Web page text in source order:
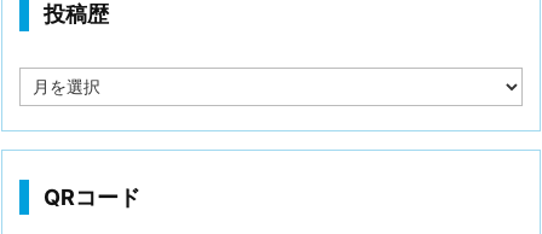
投稿歴
稿
QRコード